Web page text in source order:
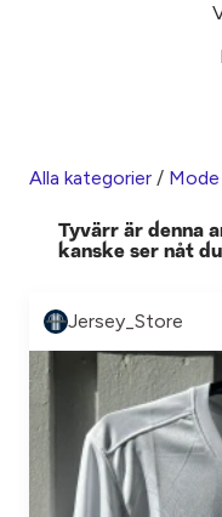
Alla kategorier / Mode
Tyvärr är denna
kanske ser nåt
Jersey_Store